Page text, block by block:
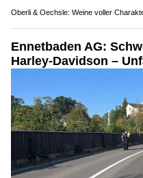
Oberli & Oechsle: Weine voller
Ennetbaden AG:
Harley-Davidson –